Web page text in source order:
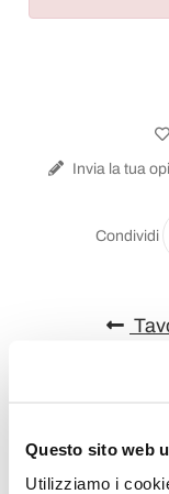
Questo sito web
Utilizziamo i
Invia la tua
Condividi